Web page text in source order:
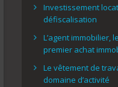
Investissement
défiscalisation
L’agent immobilier,
premier achat
Le vêtement de
domaine d’activité